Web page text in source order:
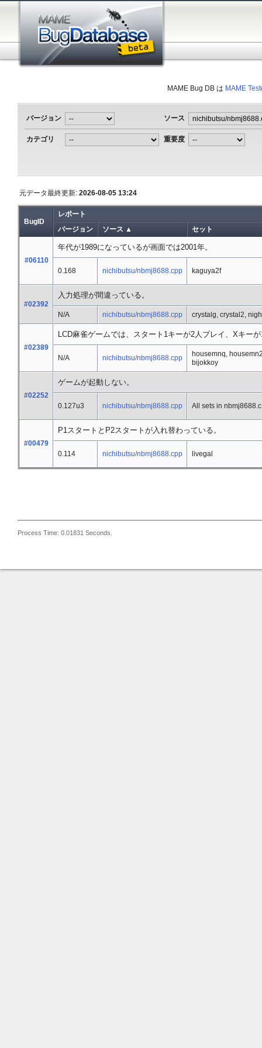
MAME Bug DB は MAME
バージョン ソース
カテゴリ 重要度
元データ最終更新: 2026-08-05 13:24
BugID
レポート
バージョン
ソース ▲ セット
#06110
年代が1989になっているが画面では2001年。
0.168 nichibutsu/nbmj8688.cpp kaguya2f
#02392
入力処理が間違っている。
N/A nichibutsu/nbmj8688.cpp crystalg, crystal2,
#02389
LCD麻雀ゲームでは、スタート1キーが2人プレイ、Xキー
N/A nichibutsu/nbmj8688.cpp
housemnq,
bijokkoy
#02252
ゲームが起動しない。
0.127u3 nichibutsu/nbmj8688.cpp All sets in nbmj8688.c
#00479
P1スタートとP2スタートが入れ替わっている。
0.114 nichibutsu/nbmj8688.cpp livegal
Process Time: 0.01831 Seconds.